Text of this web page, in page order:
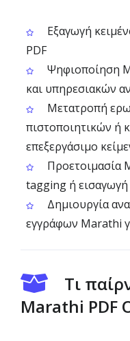
Εξαγωγή
PDF
Ψηφιοποίηση
και υπηρεσιακών
Μετατροπή
πιστοποιητικών ή
επεξεργάσιμο
Προετοιμασία
tagging ή
Δημιουργία
εγγράφων Marathi
Τι
Marathi PDF